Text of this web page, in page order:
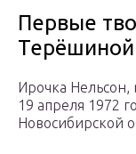
Первые
Терёшиной
Ирочка Нельсон,
19 апреля 1972
Новосибирской